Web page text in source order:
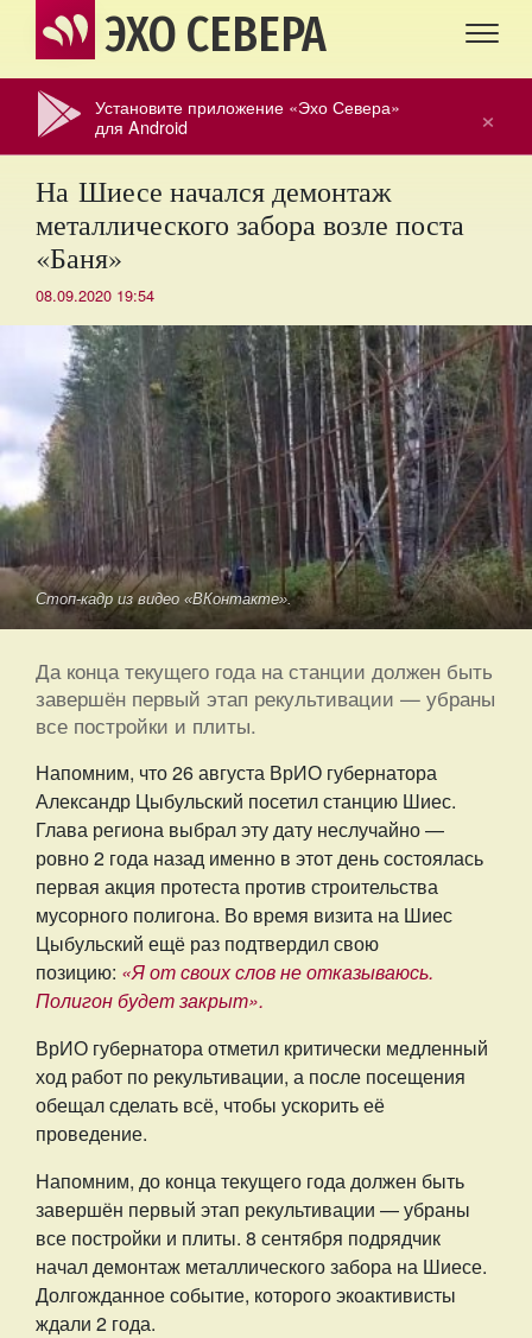
ЭХО СЕВЕРА
×
Установите приложение «Эхо Севера»
для Android
На Шиесе начался демонтаж
металлического забора возле поста
«Баня»
08.09.2020 19:54
Стоп-кадр из видео «ВКонтакте».
Да конца текущего года на станции должен быть
завершён первый этап рекультивации — убраны
все постройки и плиты.
Напомним, что 26 августа ВрИО губернатора
Александр Цыбульский посетил станцию Шиес.
Глава региона выбрал эту дату неслучайно —
ровно 2 года назад именно в этот день состоялась
первая акция протеста против строительства
мусорного полигона. Во время визита на Шиес
Цыбульский ещё раз подтвердил свою
позицию: «Я от своих слов не отказываюсь.
Полигон будет закрыт».
ВрИО губернатора отметил критически медленный
ход работ по рекультивации, а после посещения
обещал сделать всё, чтобы ускорить её
проведение.
Напомним, до конца текущего года должен быть
завершён первый этап рекультивации — убраны
все постройки и плиты. 8 сентября подрядчик
начал демонтаж металлического забора на Шиесе.
Долгожданное событие, которого экоактивисты
ждали 2 года.